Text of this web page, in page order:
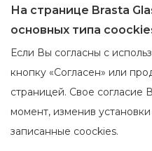
О Brasta Glass
На странице Brasta
основных типа
Если Вы согласны с
кнопку «Согласен» или
страницей. Свое согласие
момент, изменив
записанные coockies.